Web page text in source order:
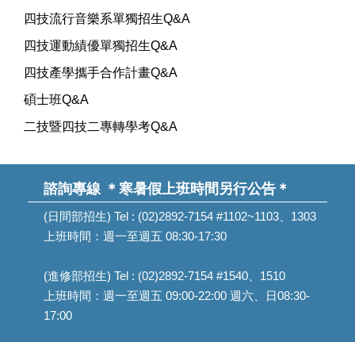
四技流行音樂系單獨招生Q&A
四技運動績優單獨招生Q&A
四技產學攜手合作計畫Q&A
碩士班Q&A
二技暨四技二專轉學考Q&A
諮詢專線 ＊寒暑假上班時間另行公告＊
(日間部招生) Tel : (02)2892-7154 #1102~1103、1303
上班時間：週一至週五 08:30-17:30
(進修部招生) Tel : (02)2892-7154 #1540、1510
上班時間：週一至週五 09:00-22:00 週六、日08:30-
17:00